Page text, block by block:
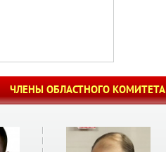
ЧЛЕНЫ ОБЛАСТНОГО КОМИТЕТА